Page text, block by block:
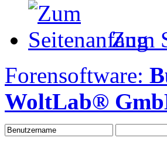
Zum
Forensoftware:
WoltLab®